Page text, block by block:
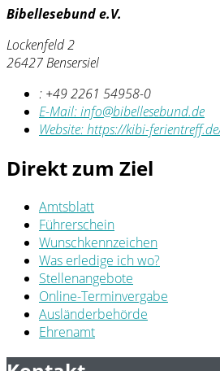
Bibellesebund e.V.
Lockenfeld 2
26427 Bensersiel
: +49 2261 54958-0
E-Mail:info@bibellesebund.de
Website:https://kibi-
Direkt zum Ziel
Amtsblatt
Führerschein
Wunschkennzeichen
Was erledige ich wo?
Stellenangebote
Online-Terminvergabe
Ausländerbehörde
Ehrenamt